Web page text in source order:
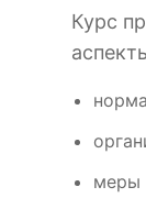
Курс
меры